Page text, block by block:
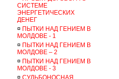
СИСТЕМЕ
ЭНЕРГЕТИЧЕСКИХ
ДЕНЕГ
¤ ПЫТКИ НАД ГЕНИЕМ В
МОЛДОВЕ - 1
¤ ПЫТКИ НАД ГЕНИЕМ В
МОЛДОВЕ – 2
¤ ПЫТКИ НАД ГЕНИЕМ В
МОЛДОВЕ - 3
¤ СУДЬБОНОСНАЯ